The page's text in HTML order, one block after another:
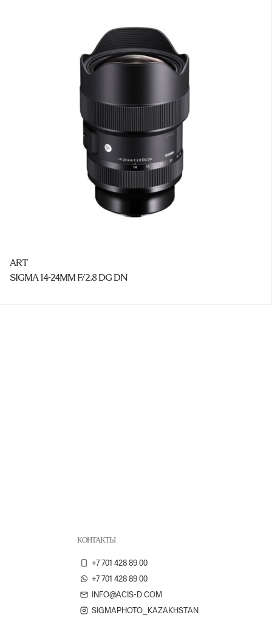
ART
SIGMA 14-24MM F/2.8 DG DN
КОНТАКТЫ
+7 701 428 89 00
+7 701 428 89 00
INFO@ACIS-D.COM
SIGMAPHOTO_KAZAKHSTAN